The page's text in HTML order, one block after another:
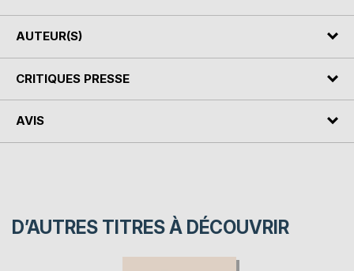
AUTEUR(S)
CRITIQUES PRESSE
AVIS
D’AUTRES TITRES À DÉCOUVRIR